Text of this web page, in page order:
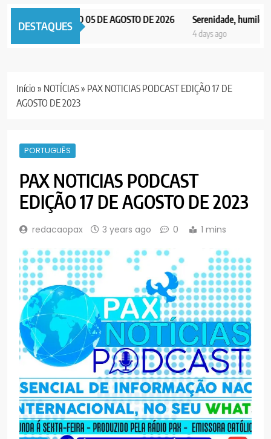
DESTAQUES
NOTICIAS EDIÇÃO 05 DE AGOSTO DE 2026
ago
Serenidade,
4 days ago
Início » NOTÍCIAS» PAX NOTICIAS PODCAST EDIÇÃO 17 DE
AGOSTO DE 2023
PORTUGUÊS
PAX NOTICIAS PODCAST
EDIÇÃO 17 DE AGOSTO DE 2023
redacaopax 3 years ago 0 1 mins